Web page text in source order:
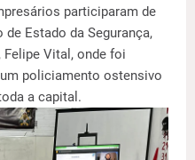
participaram de
Estado da Segurança,
Felipe Vital, onde foi
policiamento ostensivo
a capital.